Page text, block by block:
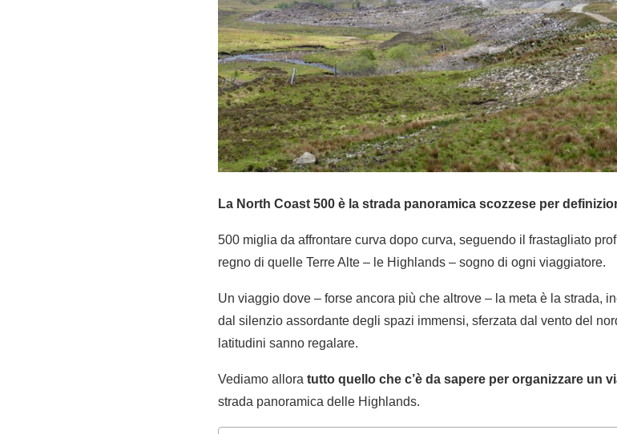
La North Coast 500 è la strada panoramica scozzese per
500 miglia da affrontare curva dopo curva, seguendo il frastagliato
regno di quelle Terre Alte – le Highlands – sogno di ogni viaggiatore.
Un viaggio dove – forse ancora più che altrove – la meta è la strada,
dal silenzio assordante degli spazi immensi, sferzata dal vento del
latitudini sanno regalare.
Vediamo allora tutto quello che c’è da sapere per organizzare un
strada panoramica delle Highlands.